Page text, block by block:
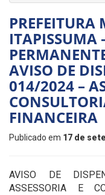
ITAPISSUMA
AVISO DE
014/2024 –
FINANCEIRA
Publicado em 17 de
AVISO DE
ASSESSORIA E